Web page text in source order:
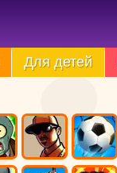
Для детей